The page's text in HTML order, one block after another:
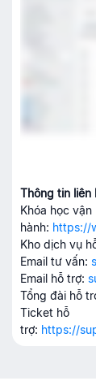
Thông tin liên
Khóa học vận
hành: https://
Kho dịch vụ
Email tư vấn:
Email hỗ trợ:
Tổng đài hỗ
Ticket hỗ
trợ: https://